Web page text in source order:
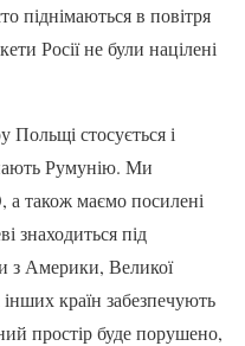
піднімаються в повітря
Росії не були націлені
стосується і
Румунію. Ми
також маємо посилені
знаходиться під
Америки, Великої
країн забезпечують
простір буде порушено,